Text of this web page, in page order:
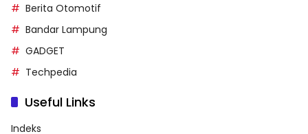
Berita Otomotif
Bandar Lampung
GADGET
Techpedia
Useful Links
Indeks